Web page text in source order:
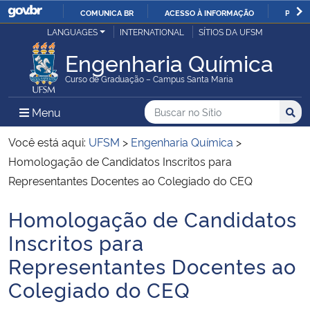
IR
O
COMUNICA BR ACESSO À INFORMAÇÃO
Ministério da Justiça e Segurança Pública
Ministério da Defesa
Ministério das Relações Exteriores
Ministério da Economia
Ministério da Infraestrutura
Ministério da Agricultura, Pecuária e Abastecimento
Ministério da Educação
LANGUAGES INTERNATIONAL SÍTIOS DA UFSM
Engenharia Química
Curso de Graduação – Campus Santa Maria
Menu Menu Principal do Sítio
Busca
Buscar no no Sítio
Busca:
Você está aqui: UFSM > Engenharia Química >
Homologação de Candidatos Inscritos para
Representantes Docentes ao Colegiado do CEQ
Início do conteúdo
Homologação de Candidatos
Inscritos para
Representantes Docentes ao
Colegiado do CEQ